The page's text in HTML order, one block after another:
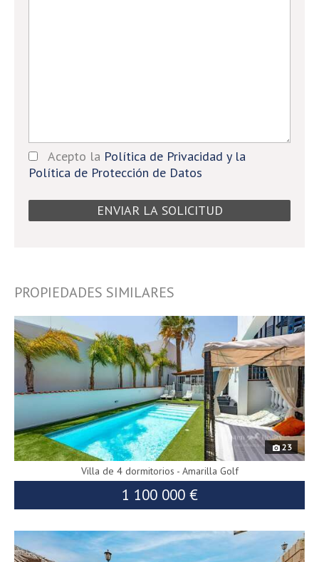
Acepto la Política de Privacidad y la
Política de Protección de Datos
PROPIEDADES SIMILARES
23
Villa de 4 dormitorios - Amarilla Golf
1 100 000 €